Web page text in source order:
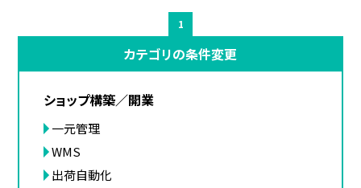
1
カテゴリの条件変更
ショップ構築／開業
一元管理
WMS
出荷自動化